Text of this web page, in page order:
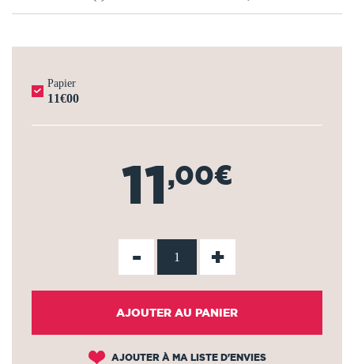
Papier
11€00
11,00€
- +
AJOUTER AU PANIER
AJOUTER À MA LISTE D'ENVIES